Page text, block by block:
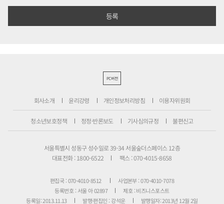
PC버전
회사소개 윤리강령 개인정보처리방침 이용자위원회
청소년보호정책 정정·반론보도 기사심의규정 불편신고
서울특별시 성동구 성수일로 39-34 서울숲더스페이스 12층
대표전화 : 1800-6522
팩스 : 070-4015-8658
편집국 : 070-4010-8512
사업본부 : 070-4010-7078
등록번호 : 서울 아 02897
제호 : 비즈니스포스트
등록일: 2013.11.13
발행·편집인 : 강석운 발행일자: 2013년 12월 2일